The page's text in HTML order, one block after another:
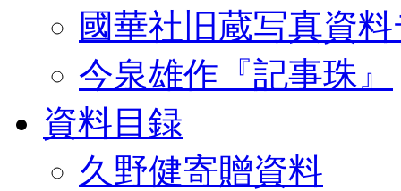
國華社旧蔵写真資
今泉雄作『記事珠』
資料目録
久野健寄贈資料